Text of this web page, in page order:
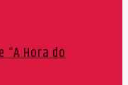
“A Hora do